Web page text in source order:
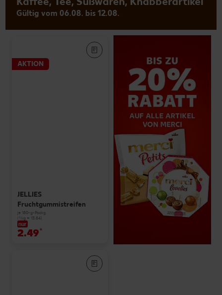
Gültig vom 06.08. bis 12.08.
AKTION
JELLIES
Fruchtgummistreifen
je 180-g-Packg.
(1 kg = 13.84)
nur
2.49*